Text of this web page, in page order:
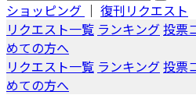
ショッピング ｜ 復刊リクエスト
リクエスト一覧 ランキング投票
めての方へ
リクエスト一覧 ランキング投票
めての方へ